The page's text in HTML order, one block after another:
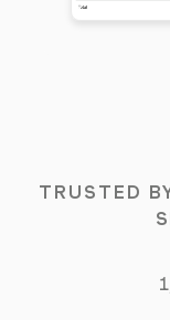
TRUSTED